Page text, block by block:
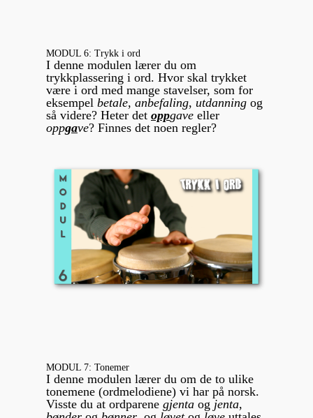
MODUL 6: Trykk i ord
I denne modulen lærer du om
trykkplassering i ord. Hvor skal trykket
være i ord med mange stavelser, som for
eksempel betale, anbefaling, utdanning og
så videre? Heter det oppgave eller
oppgave? Finnes det noen regler?
MODUL 7: Tonemer
I denne modulen lærer du om de to ulike
tonemene (ordmelodiene) vi har på norsk.
Visste du at ordparene gjenta og jenta,